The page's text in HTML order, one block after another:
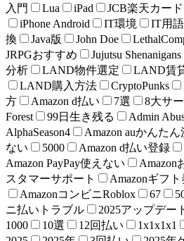
入門
Lua iPad JCB楽天カード
iPhone Android
IT環境 IT用語
換
Java版 John Doe
JRPGおすすめ
Jujutsu Shenanigans
分析
LAND物件選定 LAND賃
LAND購入方法
CryptoPunks
方
Amazon d払い 7選 8大サ
Forest
99日生き残る Admin
AlphaSeason4
Amazon auかんたん
ない
5000 Amazon d払い登録
Amazon PayPay使えない
Amazon
スタマーサポート
Amazonギフト
AmazonコンビニRoblox
67
ニ払いトラブル
2025アップデー
1000
10選 12回払い 1x1x1x1